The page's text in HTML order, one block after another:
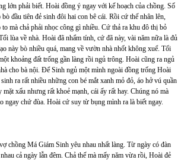
lớn phải biết. Hoài đồng ý ngay với kế hoạch của chồng. Số
đầu tiên đẻ sinh đôi hai con bê cái. Rồi cứ thế nhân lên,
mà chả phải nhọc công gì nhiều. Cứ thả ra khu đô thị bỏ
lùa về nhà. Hoài đã nhẩm tính, cứ đã này, vài năm nữa là đủ
này bò nhiều quá, mang về vườn nhà nhốt không xuể. Tối
khoảng đất trống gần làng rồi ngủ trông. Hoài cũng ra ngủ
cho bà nội. Để Sinh ngủ một mình ngoài đồng trống Hoài
ra rất nhiều những con bé mắt xanh mỏ đỏ, áo hở vú quần
xấu nhưng rất khoẻ mạnh, cái ấy rất hay. Chúng nó mà
ngay chứ đùa. Hoài cứ suy từ bụng mình ra là biết ngay.
chồng Má Giám Sinh yêu nhau nhất làng. Từ ngày có đàn
cả ngày lẫn đêm. Chả thế mà mấy năm vừa rồi, Hoài đẻ